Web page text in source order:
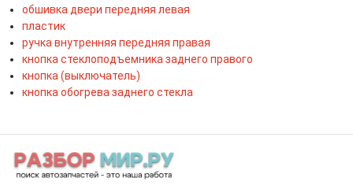
обшивка двери передняя левая
пластик
ручка внутренняя передняя правая
кнопка стеклоподъемника заднего правого
кнопка (выключатель)
кнопка обогрева заднего стекла